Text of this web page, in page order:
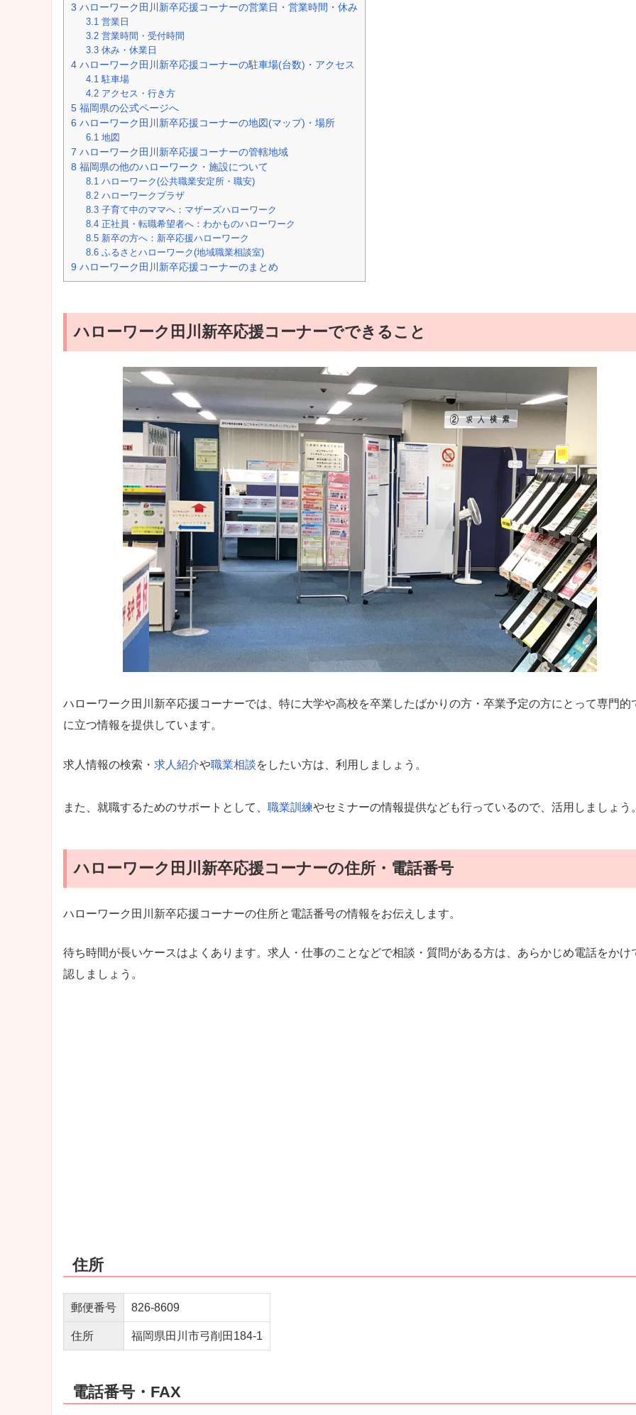
3 ハローワーク田川新卒応援コーナーの営業日・営業時間・休み
3.1 営業日
3.2 営業時間・受付時間
3.3 休み・休業日
4 ハローワーク田川新卒応援コーナーの駐車場(台数)・アクセス
4.1 駐車場
4.2 アクセス・行き方
5 福岡県の公式ページへ
6 ハローワーク田川新卒応援コーナーの地図(マップ)・場所
6.1 地図
7 ハローワーク田川新卒応援コーナーの管轄地域
8 福岡県の他のハローワーク・施設について
8.1 ハローワーク(公共職業安定所・職安)
8.2 ハローワークプラザ
8.3 子育て中のママへ：マザーズハローワーク
8.4 正社員・転職希望者へ：わかものハローワーク
8.5 新卒の方へ：新卒応援ハローワーク
8.6 ふるさとハローワーク(地域職業相談室)
9 ハローワーク田川新卒応援コーナーのまとめ
ハローワーク田川新卒応援コーナーでできること
ハローワーク田川新卒応援コーナーでは、特に大学や高校を卒業したばかりの方・卒業予定の方にとって専門的
に立つ情報を提供しています。
求人情報の検索・ 求人紹介や職業相談をしたい方は、利用しましょう。
また、就職するためのサポートとして、 職業訓練やセミナーの情報提供なども行っているので、活用しましょう
ハローワーク田川新卒応援コーナーの住所・電話番号
ハローワーク田川新卒応援コーナーの住所と電話番号の情報をお伝えします。
待ち時間が長いケースはよくあります。求人・仕事のことなどで相談・質問がある方は、あらかじめ電話をかけ
認しましょう。
住所
郵便番号 826-8609
住所 福岡県田川市弓削田184-1
電話番号・FAX